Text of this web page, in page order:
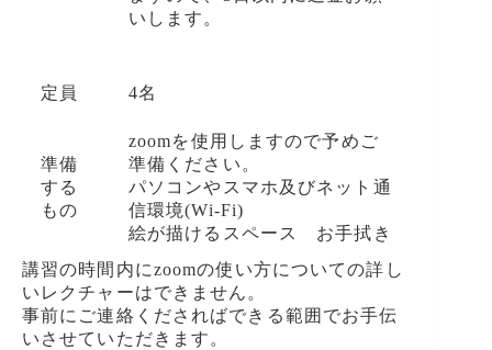
いします。
定員 4名
準備
する
もの
zoomを使用しますので予めご
準備ください。
パソコンやスマホ及びネット通
信環境(Wi-Fi)
絵が描けるスペース お手拭き
講習の時間内にzoomの使い方についての詳し
いレクチャーはできません。
事前にご連絡くださればできる範囲でお手伝
いさせていただきます。